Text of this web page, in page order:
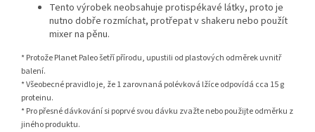
Tento výrobek neobsahuje protispékavé látky, proto je
nutno dobře rozmíchat, protřepat v shakeru nebo použít
mixer na pěnu.
* Protože Planet Paleo šetří přírodu, upustili od plastových odměrek uvnitř
balení.
* Všeobecné pravidlo je, že 1 zarovnaná polévková lžíce odpovídá cca 15 g
proteinu.
* Pro přesné dávkování si poprvé svou dávku zvažte nebo použijte odměrku z
jiného produktu.